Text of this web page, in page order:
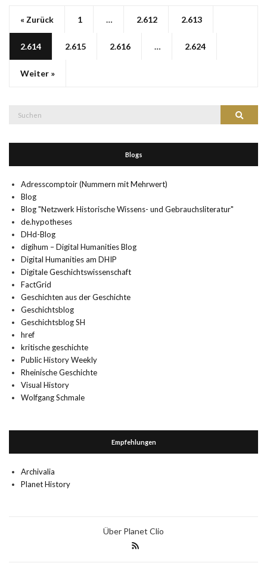
« Zurück 1 … 2.612 2.613
2.614 2.615 2.616 … 2.624
Weiter »
Suchen
Blogs
Adresscomptoir (Nummern mit Mehrwert)
Blog
Blog "Netzwerk Historische Wissens- und Gebrauchsliteratur"
de.hypotheses
DHd-Blog
digihum – Digital Humanities Blog
Digital Humanities am DHIP
Digitale Geschichtswissenschaft
FactGrid
Geschichten aus der Geschichte
Geschichtsblog
Geschichtsblog SH
href
kritische geschichte
Public History Weekly
Rheinische Geschichte
Visual History
Wolfgang Schmale
Empfehlungen
Archivalia
Planet History
Über Planet Clio